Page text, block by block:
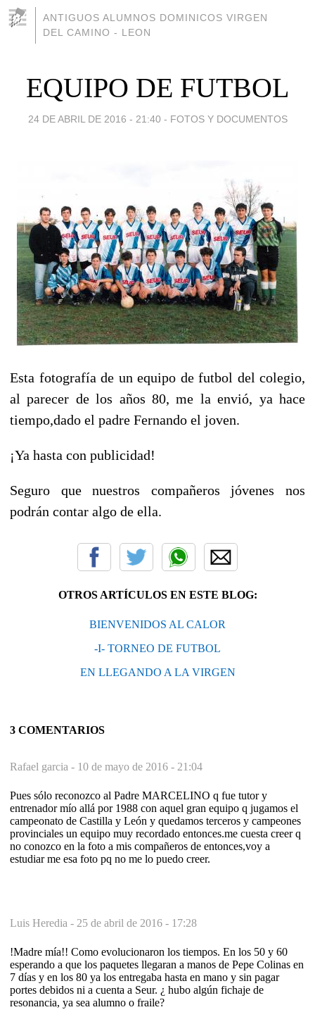
ANTIGUOS ALUMNOS DOMINICOS VIRGEN
DEL CAMINO - LEON
EQUIPO DE FUTBOL
24 DE ABRIL DE 2016 - 21:40 - FOTOS Y DOCUMENTOS
Esta fotografía de un equipo de futbol del colegio,
al parecer de los años 80, me la envió, ya hace
tiempo,dado el padre Fernando el joven.
¡Ya hasta con publicidad!
Seguro que nuestros compañeros jóvenes nos
podrán contar algo de ella.
OTROS ARTÍCULOS EN ESTE BLOG:
BIENVENIDOS AL CALOR
-I- TORNEO DE FUTBOL
EN LLEGANDO A LA VIRGEN
3 COMENTARIOS
Rafael garcia - 10 de mayo de 2016 - 21:04
Pues sólo reconozco al Padre MARCELINO q fue tutor y
entrenador mío allá por 1988 con aquel gran equipo q jugamos el
campeonato de Castilla y León y quedamos terceros y campeones
provinciales un equipo muy recordado entonces.me cuesta creer q
no conozco en la foto a mis compañeros de entonces,voy a
estudiar me esa foto pq no me lo puedo creer.
Luis Heredia - 25 de abril de 2016 - 17:28
!Madre mía!! Como evolucionaron los tiempos. En los 50 y 60
esperando a que los paquetes llegaran a manos de Pepe Colinas en
7 días y en los 80 ya los entregaba hasta en mano y sin pagar
portes debidos ni a cuenta a Seur. ¿ hubo algún fichaje de
resonancia, ya sea alumno o fraile?